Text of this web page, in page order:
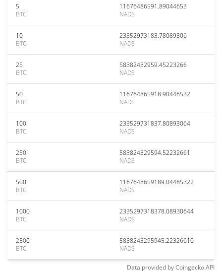
5
BTC
11676486591.89044653
NADS
10
BTC
23352973183.78089306
NADS
25
BTC
58382432959.45223266
NADS
50
BTC
116764865918.90446532
NADS
100
BTC
233529731837.80893064
NADS
250
BTC
583824329594.52232661
NADS
500
BTC
1167648659189.04465322
NADS
1000
BTC
2335297318378.08930644
NADS
2500
BTC
5838243295945.22326610
NADS
Data provided byCoingeckoAPI